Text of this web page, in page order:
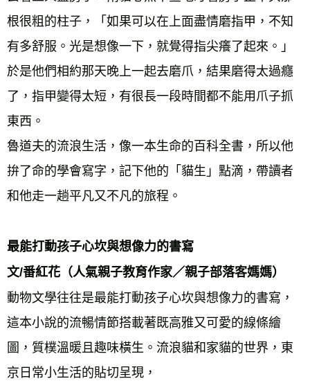
根很粗的柱子，「如果可以在上面盡情磨指甲，不知
有多舒服。光是想像一下，就覺得指尖癢了起來。」
於是他們相約那天晚上一起去磨爪，結果磨得太過癮
了，指甲變得太短，有很長一段時間都不能用爪子抓
東西。
魯道夫的流浪生活，像一本生命的百科全書，所以他
拚了命的學會寫字，記下他的「貓生」點滴，帶讀者
和他走一趟平凡又不凡的旅程。
最能打動孩子心坎與想像力的書寫
文/番紅花（人氣親子教育作家／親子部落客媽媽）
動物文學往往是最能打動孩子心坎與想像力的書寫，
這本小說的流暢情節搭載著既高雅又可愛的線條繪
圖，質樸溫暖且趣味橫生。流浪貓和家貓的世界，東
京日常小生活的貼切呈現，